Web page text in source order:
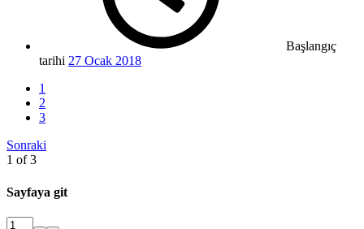
Başlangıç
tarihi 27 Ocak 2018
1
2
3
Sonraki
1 of 3
Sayfaya git